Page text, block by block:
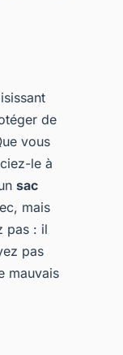
de
vous
le à
sac
mais
pas : il
pas
mauvais